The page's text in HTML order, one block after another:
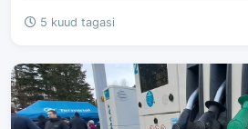
5 kuud tagasi